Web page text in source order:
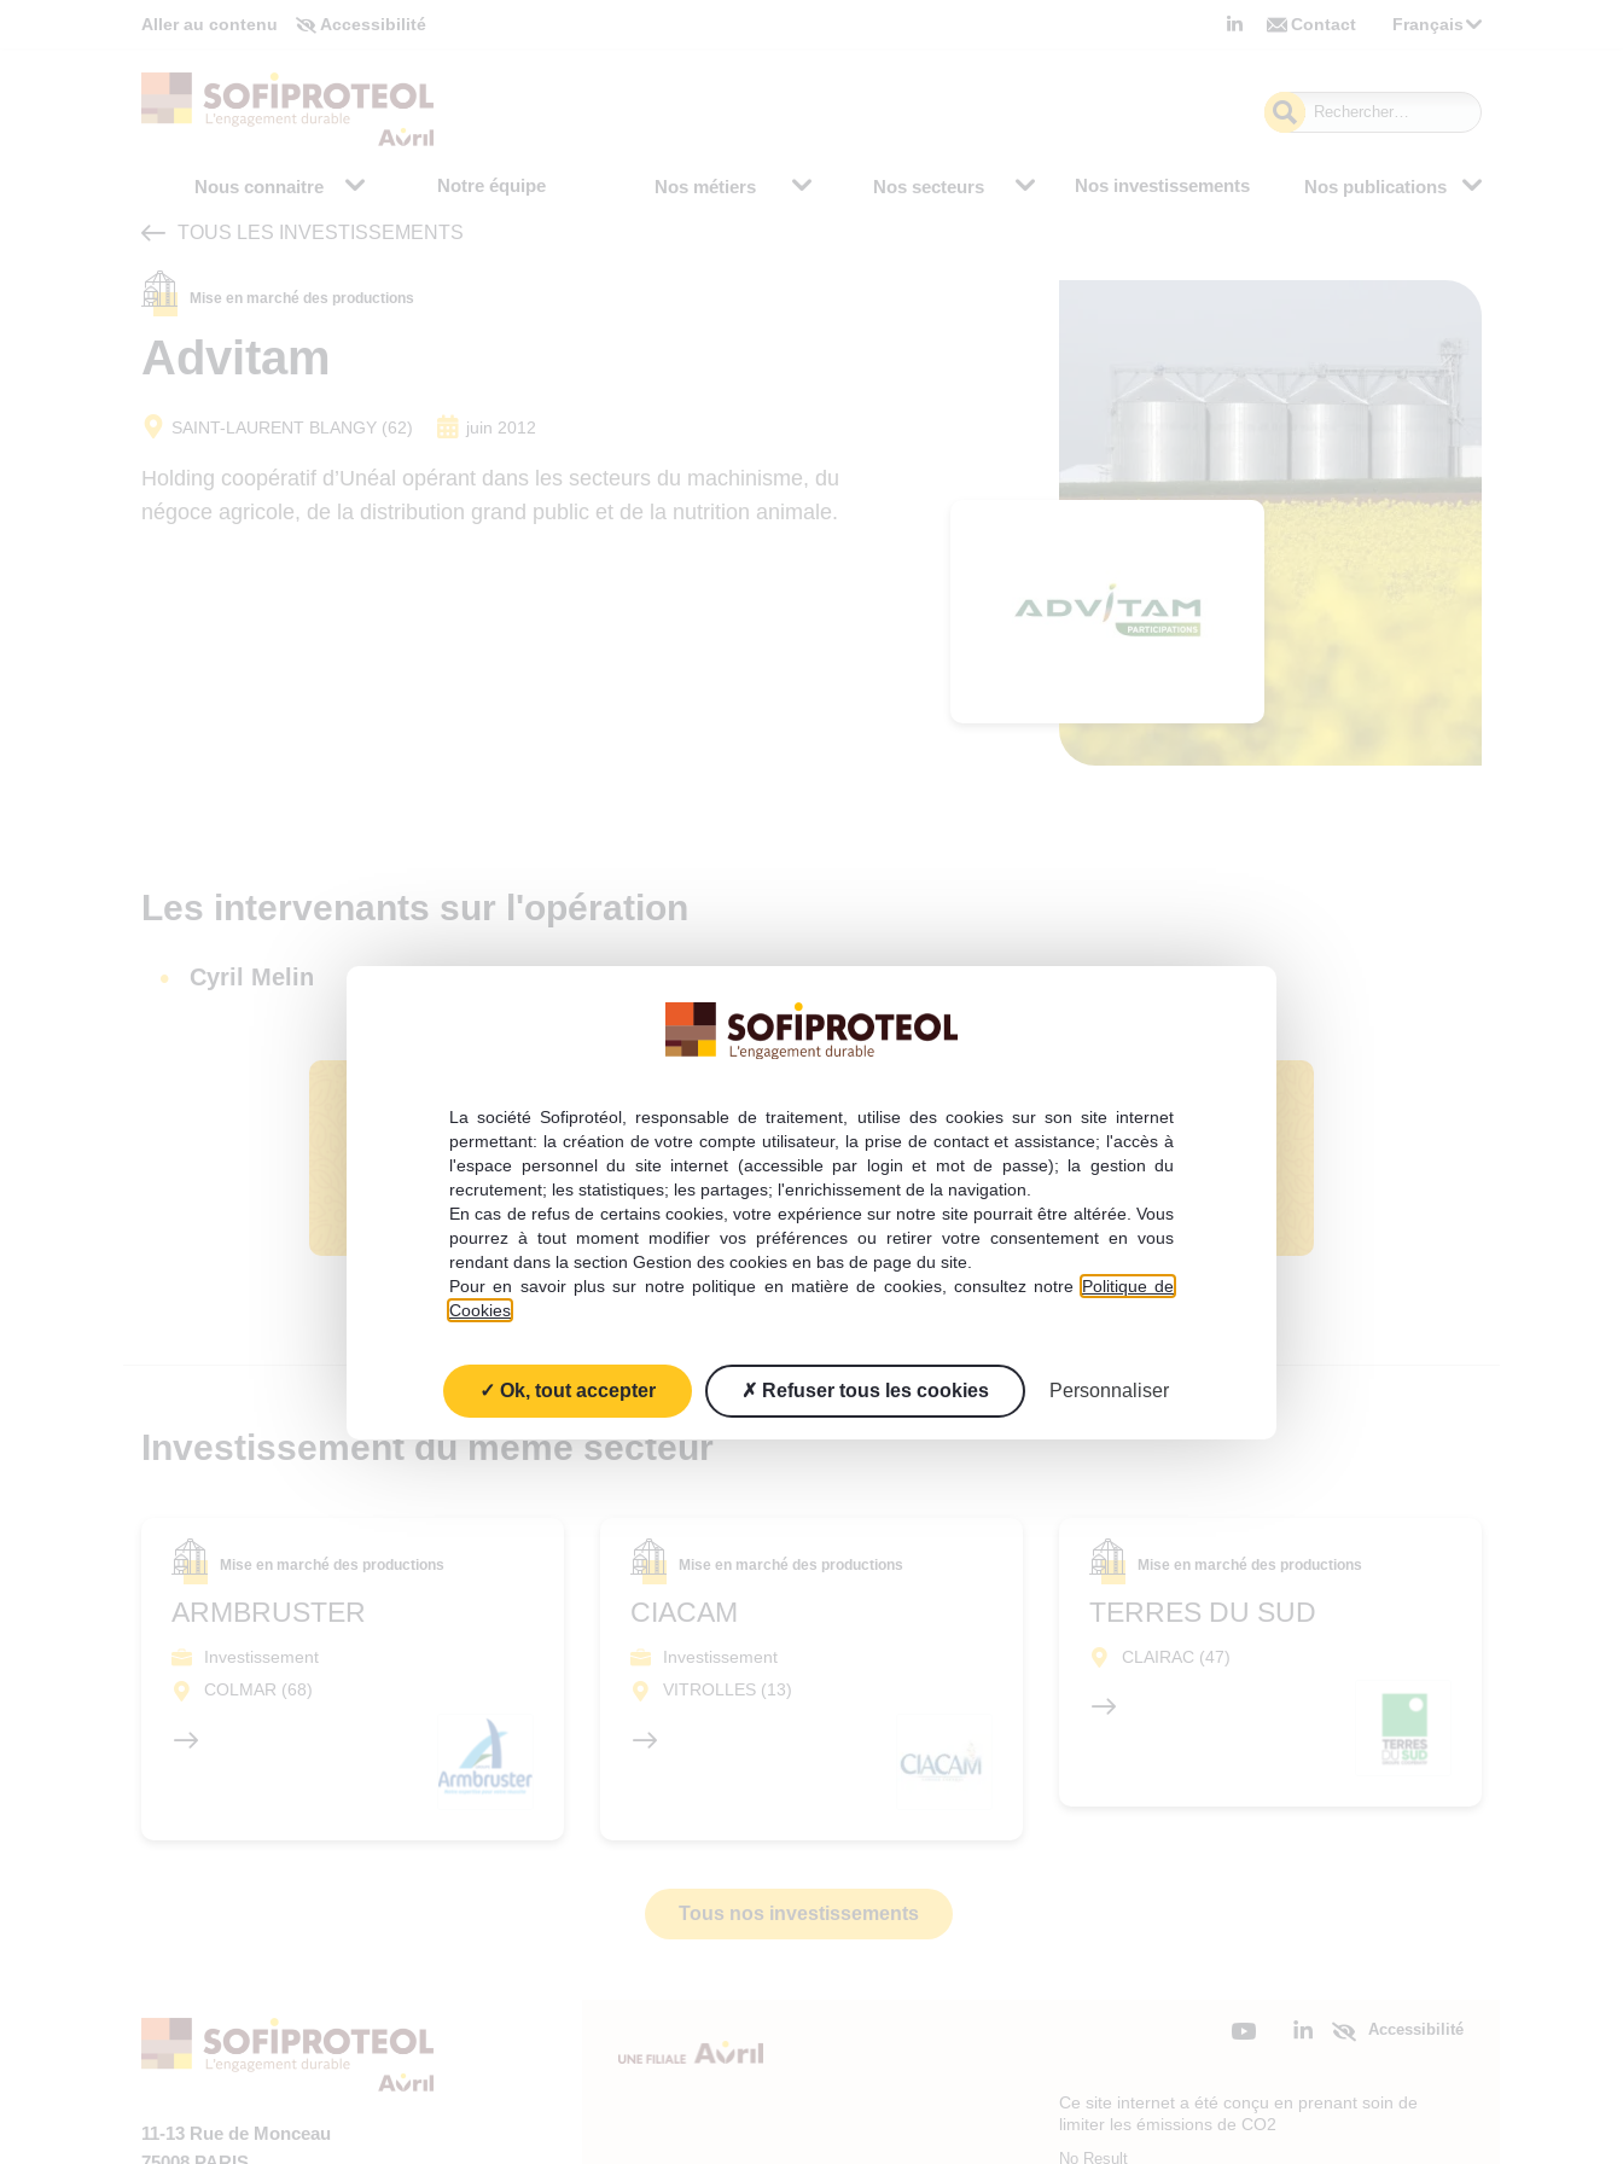
La société Sofiprotéol, responsable de traitement, utilise des cookies sur son site internet
permettant: la création de votre compte utilisateur, la prise de contact et assistance; l'accès à
l'espace personnel du site internet (accessible par login et mot de passe); la gestion du
recrutement; les statistiques; les partages; l'enrichissement de la navigation.
En cas de refus de certains cookies, votre expérience sur notre site pourrait être altérée. Vous
pourrez à tout moment modifier vos préférences ou retirer votre consentement en vous
rendant dans la section Gestion des cookies en bas de page du site.
Pour en savoir plus sur notre politique en matière de cookies, consultez notre Politique de
Cookies
Ok, tout accepter Refuser tous les cookies Personnaliser
Aller au contenu Accessibilité Contact Français
Rechercher :
Nous connaitre Notre équipe Nos métiers Nos secteurs Nos investissements Nos publications
TOUS LES INVESTISSEMENTS
Mise en marché des productions
Advitam
SAINT-LAURENT BLANGY (62) juin 2012
Holding coopératif d’Unéal opérant dans les secteurs du machinisme, du
négoce agricole, de la distribution grand public et de la nutrition animale.
Les intervenants sur l'opération
Cyril Melin
Quelle est la nature des projets
financés par Sofiprotéol ?
Consulter
Investissement du même secteur
ARMBRUSTER
Mise en marché des productions
Investissement
COLMAR (68)
CIACAM
Mise en marché des productions
Investissement
VITROLLES (13)
TERRES DU SUD
Mise en marché des productions
CLAIRAC (47)
Tous nos investissements
11-13 Rue de Monceau
Accessibilité
Ce site internet a été conçu en prenant soin de
limiter les émissions de CO2
No Result